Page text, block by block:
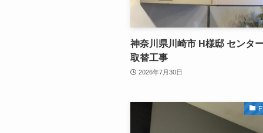
神奈川県川崎市 H様邸 センタ
取替工事
2026年7月30日